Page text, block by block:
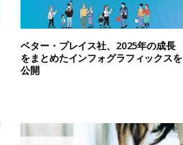
ベター・プレイス社、2025年の成長
をまとめたインフォグラフィックスを
公開